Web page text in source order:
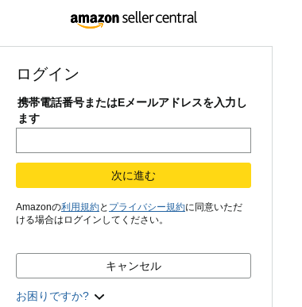
ログイン
携帯電話番号またはEメールアドレスを入力し
ます
次に進む
Amazonの利用規約と プライバシー規約に同意いただ
ける場合はログインしてください。
キャンセル
お困りですか?